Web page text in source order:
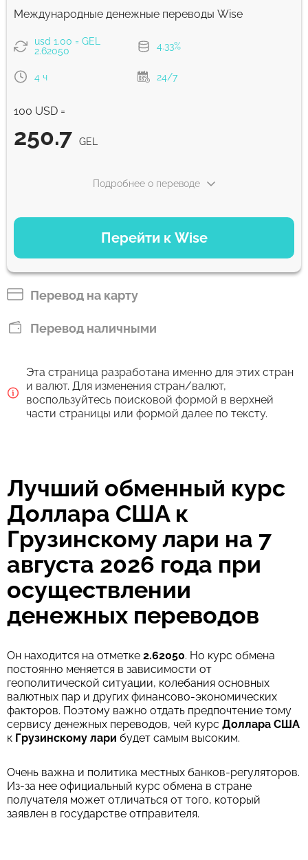
Международные денежные переводы Wise
usd 1.00 = GEL
2.62050
4.33%
4 ч 24/7
100 USD =
250.7 GEL
Перейти к Wise
Подробнее о переводе
ВАРИАНТЫ ОПЛАТЫ
Оплатить картой
250.7 GEL 4 ч
Комиссия Strumok, всегда 0%
Перевод на карту
Перевод наличными
Эта страница разработана именно для этих стран
и валют. Для изменения стран/валют,
воспользуйтесь поисковой формой в верхней
части страницы или формой далее по тексту.
Лучший обменный курс
Доллара США к
Грузинскому лари на 7
августа 2026 года при
осуществлении
денежных переводов
Он находится на отметке 2.62050. Но курс обмена
постоянно меняется в зависимости от
геополитической ситуации, колебания основных
валютных пар и других финансово-экономических
факторов. Поэтому важно отдать предпочтение тому
сервису денежных переводов, чей курс Доллара США
к Грузинскому лари будет самым высоким.
Очень важна и политика местных банков-регуляторов.
Из-за нее официальный курс обмена в стране
получателя может отличаться от того, который
заявлен в государстве отправителя.